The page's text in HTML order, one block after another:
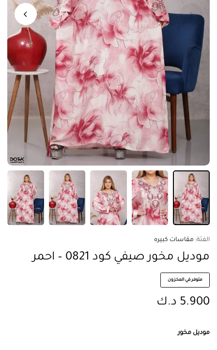
الفئة: مقاسات كبيره
موديل مخور صيفي كود 0821 – احمر
متوفر في المخزون
5.900 د.ك
موديل مخور